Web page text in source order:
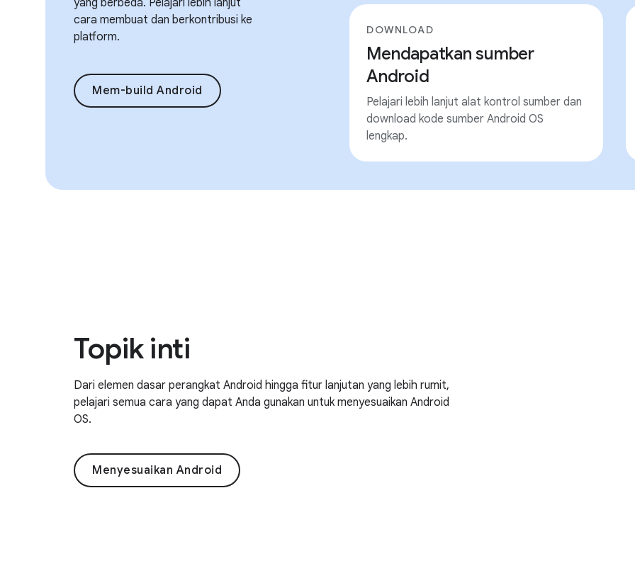
yang berbeda. Pelajari lebih lanjut
cara membuat dan berkontribusi ke
platform.
Mem-build Android
DOWNLOAD
Mendapatkan sumber
Android
Pelajari lebih lanjut alat kontrol sumber dan
download kode sumber Android OS
lengkap.
Topik inti
Dari elemen dasar perangkat Android hingga fitur lanjutan yang lebih rumit,
pelajari semua cara yang dapat Anda gunakan untuk menyesuaikan Android
OS.
Menyesuaikan Android